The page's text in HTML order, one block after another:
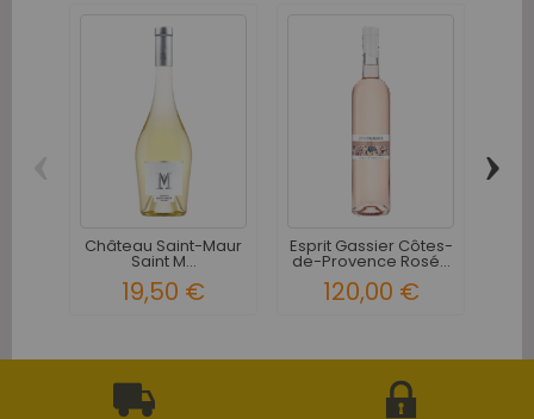
Château Saint-Maur
Saint M...
19,50 €
Esprit Gassier Côtes-
de-Provence Rosé...
120,00 €
›